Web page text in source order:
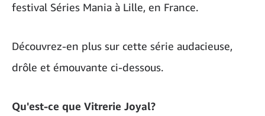
festival Séries Mania à Lille, en France.
Découvrez-en plus sur cette série audacieuse,
drôle et émouvante ci-dessous.
Qu'est-ce que Vitrerie Joyal?